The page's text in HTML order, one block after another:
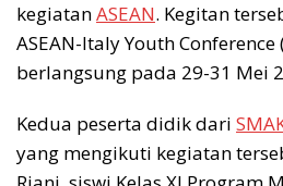
kegiatanASEAN. Kegitan
ASEAN-Italy Youth Conference
berlangsung pada 29-31 Mei
Kedua peserta didik dari
yang mengikuti kegiatan